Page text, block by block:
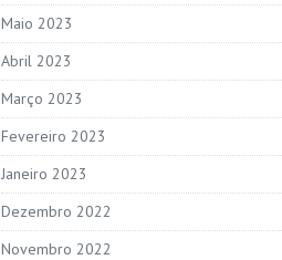
Maio 2023
Abril 2023
Março 2023
Fevereiro 2023
Janeiro 2023
Dezembro 2022
Novembro 2022